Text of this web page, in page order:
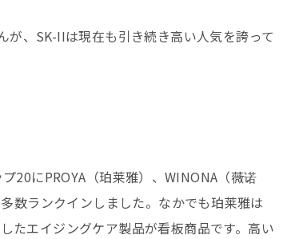
、SK-IIは現在も引き続き高い人気を誇って
20にPROYA（珀莱雅）、WINONA（薇诺
数ランクインしました。なかでも珀莱雅は
たエイジングケア製品が看板商品です。高い